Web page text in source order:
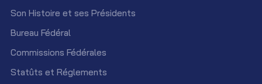
Son Histoire et ses Présidents
Bureau Fédéral
Commissions Fédérales
Statûts et Réglements